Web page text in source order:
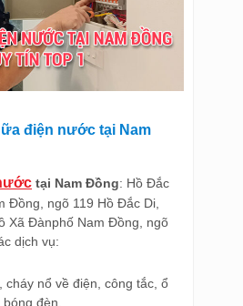
điện nước tại Nam
tại Nam Đồng: Hồ Đắc
Đồng, ngõ 119 Hồ Đắc Di,
Xã Đànphố Nam Đồng, ngõ
dịch vụ:
cháy nổ về điện, công tắc, ổ
đèn.